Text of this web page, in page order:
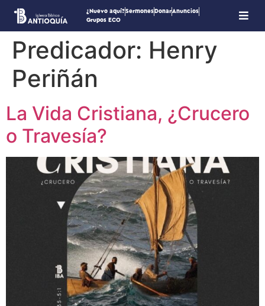
¿Nuevo aquí?Sermones DonarAnuncios
Grupos ECO
Predicador: Henry
Periñán
La Vida Cristiana, ¿Crucero
o Travesía?